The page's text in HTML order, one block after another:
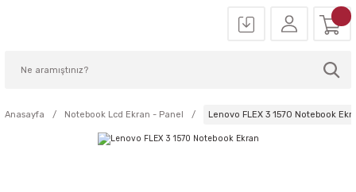
Anasayfa Notebook Lcd Ekran - Panel Lenovo FLEX 3 1570 Notebook